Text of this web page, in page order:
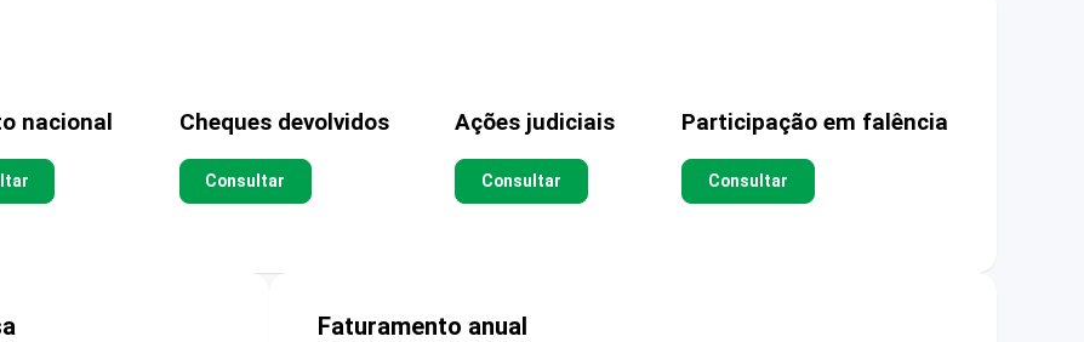
nacional Cheques devolvidos
Consultar
Ações judiciais
Consultar
Participação em falência
Consultar
Faturamento anual